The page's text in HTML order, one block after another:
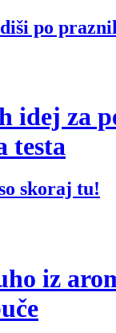
po
idej za
testa
skoraj tu!
iz